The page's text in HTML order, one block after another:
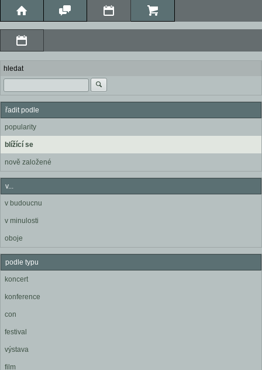
hledat
řadit podle
popularity
blížící se
nově založené
v...
v budoucnu
v minulosti
oboje
podle typu
koncert
konference
con
festival
výstava
film